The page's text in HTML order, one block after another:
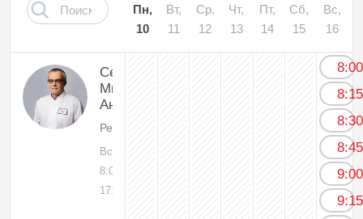
Пн,
10
Вт,
11
Ср,
12
Чт,
13
Пт,
14
Сб,
15
Вс,
16
Себякин
Михаил
Андриянович
Рентгенолог
Вс, 16
8:00-
17:00
8:00
8:15
8:30
8:45
9:00
9:15